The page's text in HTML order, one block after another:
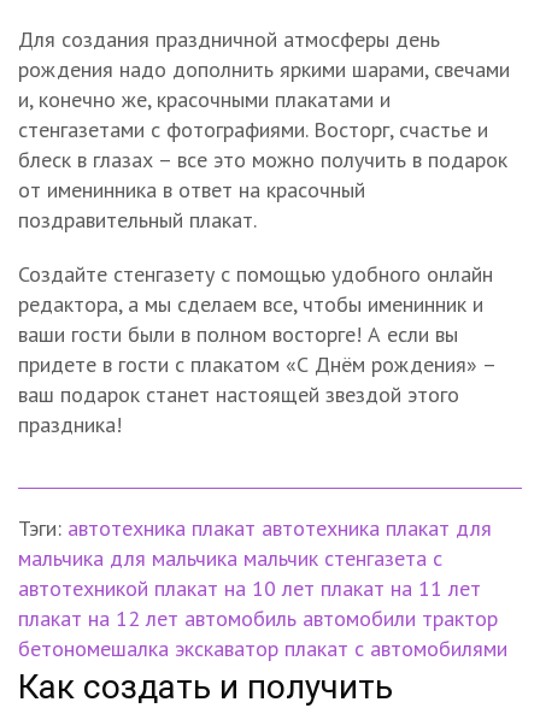
Для создания праздничной атмосферы день
рождения надо дополнить яркими шарами, свечами
и, конечно же, красочными плакатами и
стенгазетами с фотографиями. Восторг, счастье и
блеск в глазах – все это можно получить в подарок
от именинника в ответ на красочный
поздравительный плакат.
Создайте стенгазету с помощью удобного онлайн
редактора, а мы сделаем все, чтобы именинник и
ваши гости были в полном восторге! А если вы
придете в гости с плакатом «С Днём рождения» –
ваш подарок станет настоящей звездой этого
праздника!
Тэги: автотехника плакат автотехника плакат для
мальчика для мальчика мальчик стенгазета с
автотехникой плакат на 10 лет плакат на 11 лет
плакат на 12 лет автомобиль автомобили трактор
бетономешалка экскаватор плакат с автомобилями
Как создать и получить